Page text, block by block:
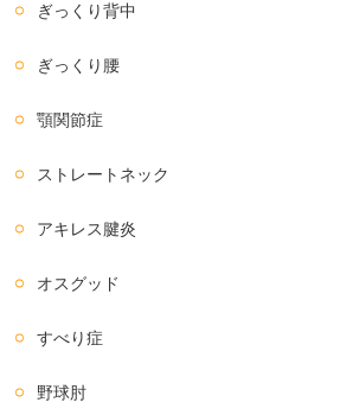
ぎっくり背中
ぎっくり腰
顎関節症
ストレートネック
アキレス腱炎
オスグッド
すべり症
野球肘